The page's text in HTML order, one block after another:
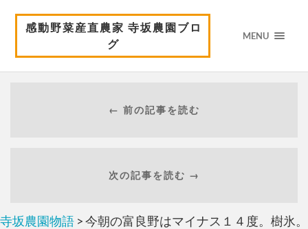
感動野菜産直農家 寺坂農園ブロ
グ
MENU
← 前の記事を読む
次の記事を読む →
寺坂農園物語 > 今朝の富良野はマイナス１４度。樹氷。